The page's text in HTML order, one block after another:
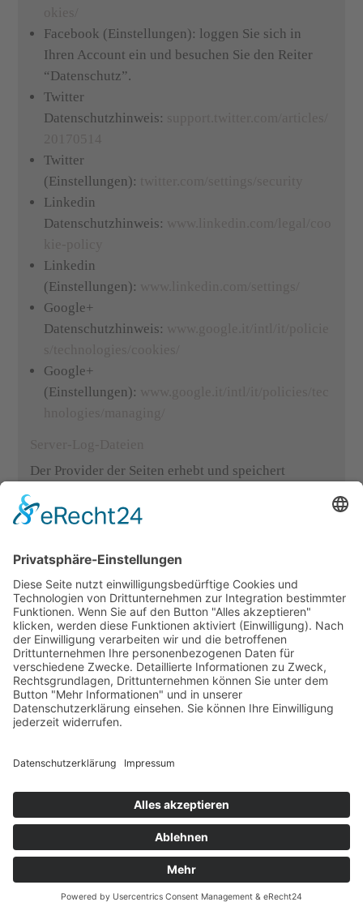
Facebook (Einstellungen): loggen Sie sich in
Ihren Account ein und besuchen Sie den Reiter
“Datenschutz”.
Twitter
Datenschutzhinweis:
Twitter
(Einstellungen):
Linkedin
Datenschutzhinweis:
Linkedin
(Einstellungen):
Google+
Datenschutzhinweis:
Google+
(Einstellungen):
Der Provider der Seiten erhebt und speichert
automatisch Informationen in so genannten Server-
Log-Dateien, die Ihr Browser automatisch an uns
verwendetes Betriebssystem
Referrer URL
Hostname des zugreifenden Rechners
Uhrzeit der Serveranfrage
IP-Adresse
Eine Zusammenführung dieser Daten mit anderen
Die Erfassung dieser Daten erfolgt auf Grundlage
von Art. 6 Abs. 1 lit. f DSGVO. Der Websitebetreiber
hat ein berechtigtes Interesse an der technisch
fehlerfreien Darstellung und der Optimierung seiner
Website – hierzu müssen die Server-Log-Files
erfasst werden.
Anfrage